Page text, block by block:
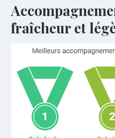
fraîcheur et